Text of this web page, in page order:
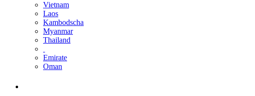
Vietnam
Laos
Kambodscha
Myanmar
Thailand
Emirate
Oman